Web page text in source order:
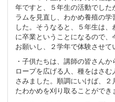
年ですと、５年生の活動でし
ラムを見直し、わかめ養殖の
した。そうなると、５年生は
に卒業ということになるので
お願いし、２学年で体験させて
・子供たちは、講師の皆さんか
ロープを広げる人、種をはさ
さみました。順調にいけば、
たわかめを刈り取ることができ